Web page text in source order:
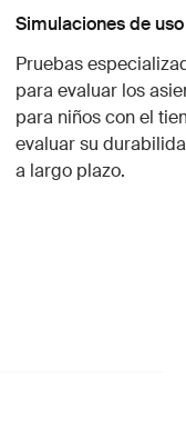
Simulaciones de
Pruebas
para evaluar los
para niños con el
evaluar su
a largo plazo.